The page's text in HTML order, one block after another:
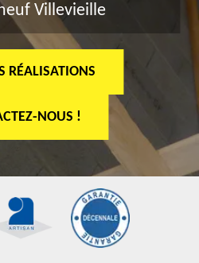
Villevieille
RÉALISATIONS
NOUS !